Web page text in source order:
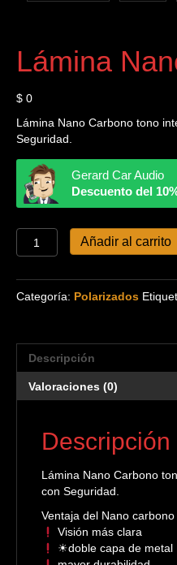
Lámina
$ 0
Lámina Nano Carbono tono
Seguridad.
Gerard Car Audio
Descuento del
Lámina
Nano
cantidad
Añadir al carrito
Categoría: Polarizados
Descripción
Valoraciones (0)
Descripción
Lámina Nano Carbono
con Seguridad.
Ventaja del Nano carbono
Visión más clara
☀doble capa de metal